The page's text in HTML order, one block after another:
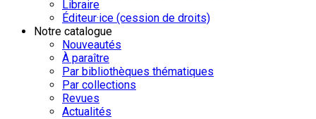
Libraire
Éditeur·ice (cession de droits)
Notre catalogue
Nouveautés
À paraître
Par bibliothèques thématiques
Par collections
Revues
Actualités